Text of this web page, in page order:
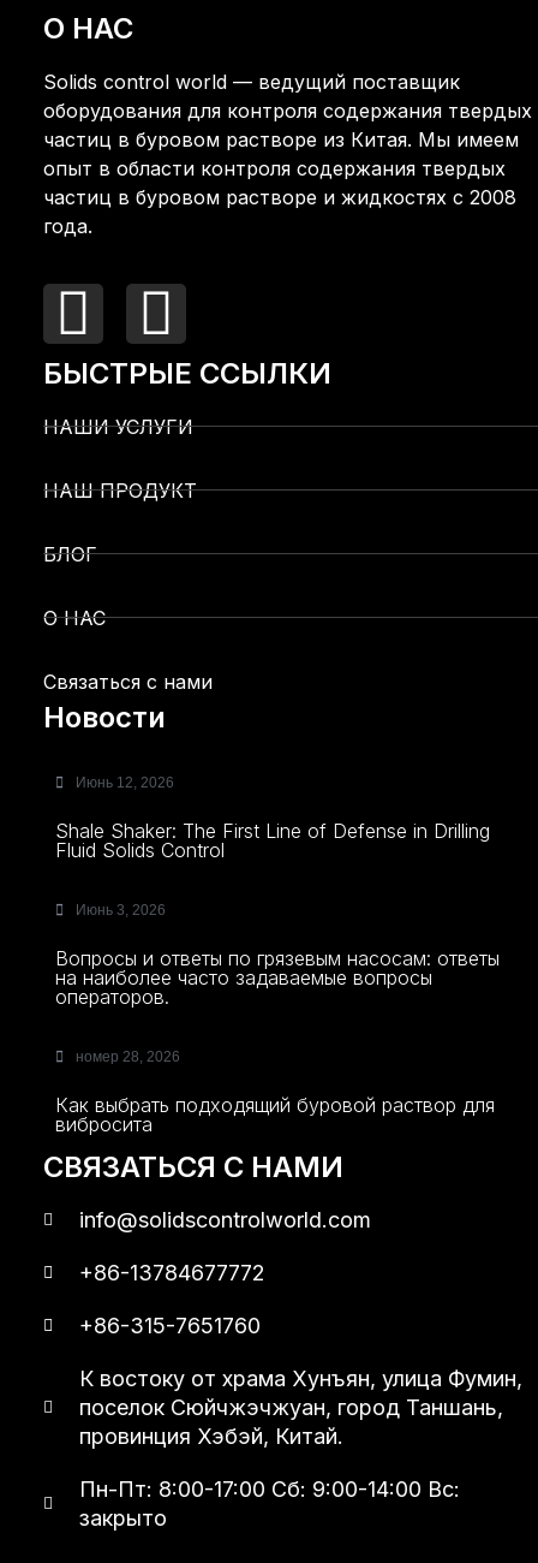
О НАС
Solids control world — ведущий поставщик
оборудования для контроля содержания твердых
частиц в буровом растворе из Китая. Мы имеем
опыт в области контроля содержания твердых
частиц в буровом растворе и жидкостях с 2008
года.
БЫСТРЫЕ ССЫЛКИ
НАШИ УСЛУГИ
НАШ ПРОДУКТ
БЛОГ
О НАС
Связаться с нами
Новости
Июнь 12, 2026
Shale Shaker: The First Line of Defense in Drilling
Fluid Solids Control
Июнь 3, 2026
Вопросы и ответы по грязевым насосам: ответы
на наиболее часто задаваемые вопросы
операторов.
номер 28, 2026
Как выбрать подходящий буровой раствор для
вибросита
СВЯЗАТЬСЯ С НАМИ
info@solidscontrolworld.com
+86-13784677772
+86-315-7651760
К востоку от храма Хунъян, улица Фумин,
поселок Сюйчжэчжуан, город Таншань,
провинция Хэбэй, Китай.
Пн-Пт: 8:00-17:00 Сб: 9:00-14:00 Вс:
закрыто